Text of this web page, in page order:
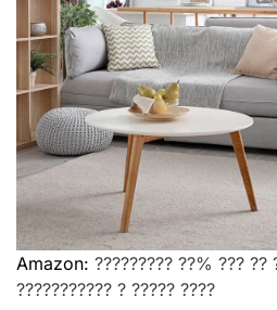
Amazon: ????????? ??% ??? ??
??????????? ? ????? ????